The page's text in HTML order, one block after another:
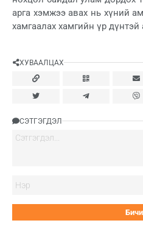
арга хэмжээ авах нь хүний
хамгаалах хамгийн үр дүнтэй
ХУВААЛЦАХ
СЭТГЭГДЭЛ